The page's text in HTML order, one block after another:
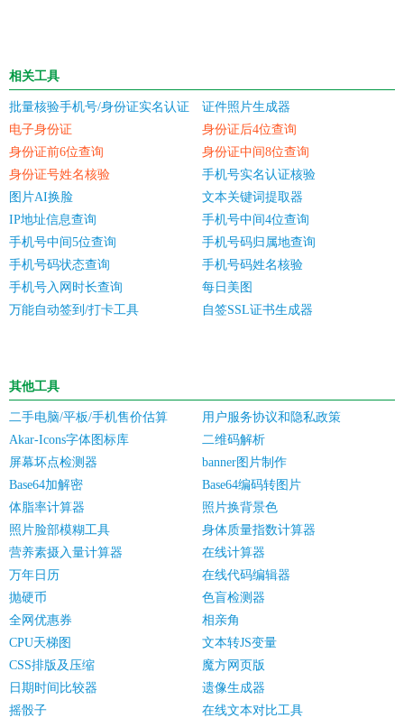
相关工具
批量核验手机号/身份证实名认证
证件照片生成器
电子身份证
身份证后4位查询
身份证前6位查询
身份证中间8位查询
身份证号姓名核验
手机号实名认证核验
图片AI换脸
文本关键词提取器
IP地址信息查询
手机号中间4位查询
手机号中间5位查询
手机号码归属地查询
手机号码状态查询
手机号码姓名核验
手机号入网时长查询
每日美图
万能自动签到/打卡工具
自签SSL证书生成器
其他工具
二手电脑/平板/手机售价估算
用户服务协议和隐私政策
Akar-Icons字体图标库
二维码解析
屏幕坏点检测器
banner图片制作
Base64加解密
Base64编码转图片
体脂率计算器
照片换背景色
照片脸部模糊工具
身体质量指数计算器
营养素摄入量计算器
在线计算器
万年日历
在线代码编辑器
抛硬币
色盲检测器
全网优惠券
相亲角
CPU天梯图
文本转JS变量
CSS排版及压缩
魔方网页版
日期时间比较器
遗像生成器
摇骰子
在线文本对比工具